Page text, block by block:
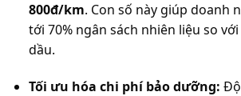
800đ/km. Con số này giúp doanh
tới 70% ngân sách nhiên liệu so
dầu.
Tối ưu hóa chi phí bảo dưỡng: